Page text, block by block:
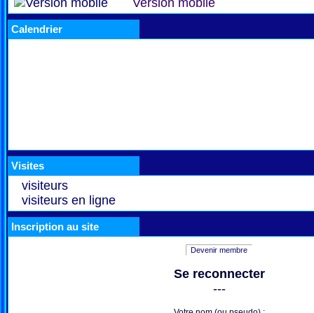
Version mobile
Calendrier
Visites
visiteurs
visiteurs en ligne
Inscription au site
Devenir membre
Se reconnecter
---